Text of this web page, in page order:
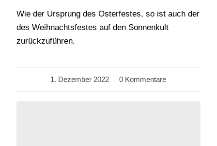
Wie der Ursprung des Osterfestes, so ist auch der
des Weihnachtsfestes auf den Sonnenkult
zurückzuführen.
1. Dezember 2022
/ 0 Kommentare